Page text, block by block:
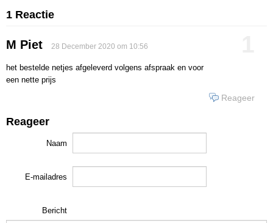
1 Reactie
M Piet 28 December 2020 om 10:56
het bestelde netjes afgeleverd volgens afspraak en voor
een nette prijs
Reageer
Reageer
Naam
E-mailadres
Bericht